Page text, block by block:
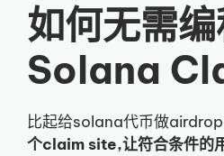
如何无需
Solana
比起给solana代币做
个claim site,让符合条件的